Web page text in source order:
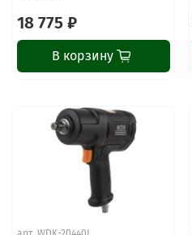
18 775 ₽
В корзину